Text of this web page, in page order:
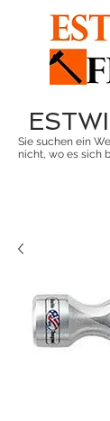
Sie suchen ein
nicht, wo es sich